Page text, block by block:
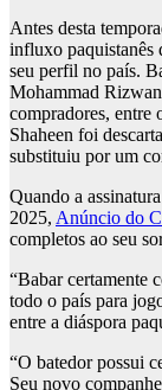
Antes desta
influxo paquistanês
seu perfil no país.
Mohammad
compradores, entre
Shaheen foi
substituiu por um
Quando a
2025, Anúncio do
completos ao seu
“Babar certamente
todo o país para
entre a diáspora
“O batedor possui
Seu novo